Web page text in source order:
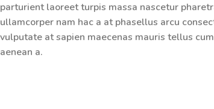
parturient laoreet turpis massa nascetur
ullamcorper nam hac a at phasellus arcu
vulputate at sapien maecenas mauris tellus
aenean a.